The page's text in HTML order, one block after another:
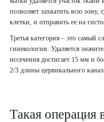
8
позволяет захватить всю зону,
клетки, и отправить ее на
Третья категория – это самый
гинекологии. Удаляется
иссечения достигает 15 мм и
2/3 длины цервикального
Такая операция